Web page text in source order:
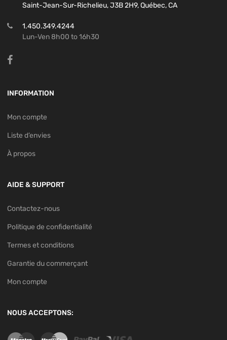
Saint-Jean-Sur-Richelieu, J3B 2H9, Québec, CA
1.450.349.4244
Lun-Ven 8h00 to 16h30
INFORMATION
Mon compte
Liste d’envies
À propos
AIDE & SUPPORT
Contactez-nous
Politique de confidentialité
Termes et conditions
Garantie du commerçant
Mon compte
NOUS ACCEPTONS: